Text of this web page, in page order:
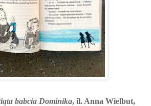
babcia Dominika, il. Anna Wielbut,